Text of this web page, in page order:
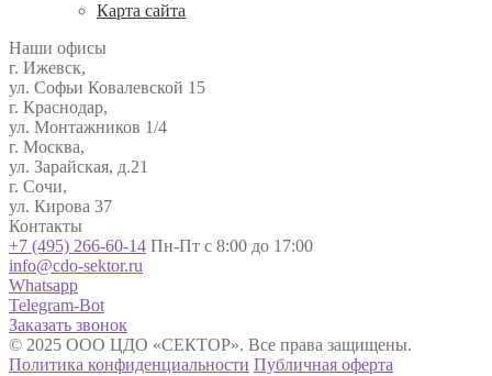
Карта сайта
Наши офисы
г. Ижевск,
ул. Софьи Ковалевской 15
г. Краснодар,
ул. Монтажников 1/4
г. Москва,
ул. Зарайская, д.21
г. Сочи,
ул. Кирова 37
Контакты
+7 (495) 266-60-14 Пн-Пт с 8:00 до 17:00
info@cdo-sektor.ru
Whatsapp
Telegram-Bot
Заказать звонок
© 2025 ООО ЦДО «СЕКТОР». Все права защищены.
Политика конфиденциальности Публичная оферта